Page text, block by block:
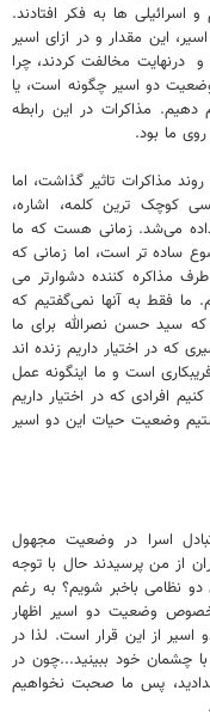
اسرائیلی ها به فکر افتادند.
این مقدار و در ازای اسیر
و درنهایت مخالفت کردند، چرا
دو اسیر چگونه است، یا
مذاکرات در این رابطه
ما بود.
مذاکرات تاثیر گذاشت، اما
کوچک ترین کلمه، اشاره،
داده می‌شد. زمانی هست که ما
ساده تر است، اما زمانی که
مذاکره کننده دشوارتر می
ما فقط به آنها نمی‌گفتیم که
سید حسن نصرالله برای ما
که در اختیار داریم زنده اند
است و ما اینگونه عمل
افرادی که در اختیار داریم
وضعیت حیات این دو اسیر
اسرا در وضعیت مجهول
از من پرسیدند حال با توجه
دو نظامی باخبر شویم؟ به رغم
وضعیت دو اسیر اظهار
از این قرار است. لذا در
چشمان خود ببینید...چون در
پس ما صحبت نخواهیم